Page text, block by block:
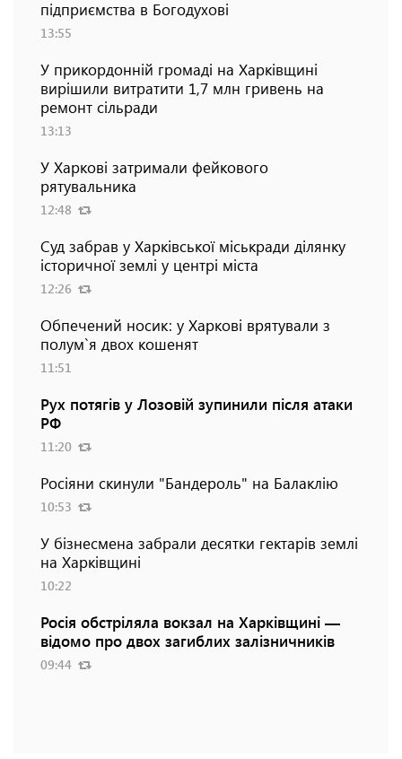
підприємства в Богодухові
13:55
У прикордонній громаді на Харківщині
вирішили витратити 1,7 млн гривень на
ремонт сільради
13:13
У Харкові затримали фейкового
рятувальника
12:48
Суд забрав у Харківської міськради ділянку
історичної землі у центрі міста
12:26
Обпечений носик: у Харкові врятували з
полум`я двох кошенят
11:51
Рух потягів у Лозовій зупинили після атаки
РФ
11:20
Росіяни скинули "Бандероль" на Балаклію
10:53
У бізнесмена забрали десятки гектарів землі
на Харківщині
10:22
Росія обстріляла вокзал на Харківщині —
відомо про двох загиблих залізничників
09:44